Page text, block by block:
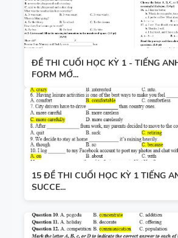
ĐỀ THI CUỐI HỌC KỲ 1 - TIẾNG
FORM MỚ...
15 ĐỀ THI CUỐI HỌC KỲ 1 TIẾNG
SUCCE...